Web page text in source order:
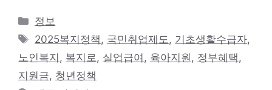
카
테
리
정보
태
그
2025복지정책 , 국민취업제도 , 기초생활수급자,
노인복지 , 복지로 , 실업급여 , 육아지원 , 정부혜택 ,
지원금, 청년정책